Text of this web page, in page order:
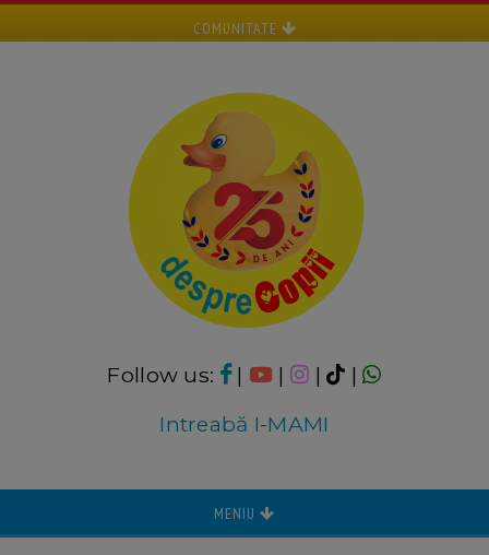
COMUNITATE
Follow us: | | |
|
Intreabă I-MAMI
MENIU